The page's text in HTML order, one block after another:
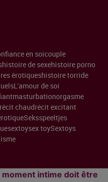
en soicouple
histoire de sexehistoire porno
érotiqueshistoire torride
L'amour de soi
masturbationorgasme
récit chaudrécit excitant
Seksspeeltjes
sextoysex toySextoys
moment intime doit être